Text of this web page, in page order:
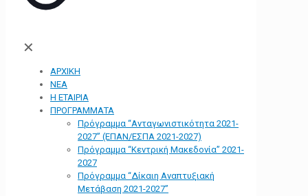
✕
ΑΡΧΙΚΗ
ΝΕΑ
Η ΕΤΑΙΡΙΑ
ΠΡΟΓΡΑΜΜΑΤΑ
Πρόγραμμα “Ανταγωνιστικότητα 2021-
2027” (ΕΠΑΝ/ΕΣΠΑ 2021-2027)
Πρόγραμμα “Κεντρική Μακεδονία” 2021-
2027
Πρόγραμμα “Δίκαιη Αναπτυξιακή
Μετάβαση 2021-2027”